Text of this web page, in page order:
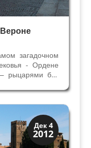
загадочном
- Ордене
рыцарями без
в
и
Дек 4
2012